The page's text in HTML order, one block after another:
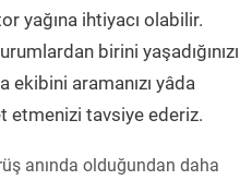
yağına ihtiyacı olabilir.
birini yaşadığınızı
ekibini aramanızı yâda
etmenizi tavsiye ederiz.
anında olduğundan daha